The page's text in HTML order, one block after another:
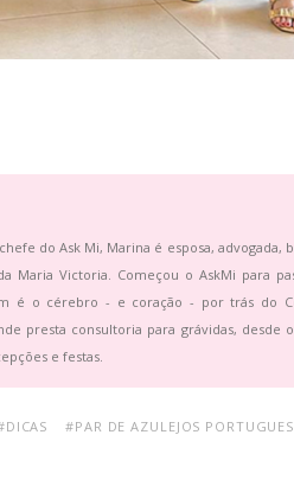
do Ask Mi, Marina é esposa, advogada,
Maria Victoria. Começou o AskMi para
é o cérebro - e coração - por trás do
presta consultoria para grávidas, desde
e festas.
#PAR DE AZULEJOS